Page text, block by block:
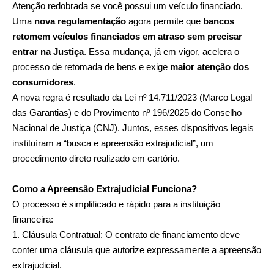
Atenção redobrada se você possui um veículo financiado.
Uma nova regulamentação agora permite que bancos
retomem veículos financiados em atraso sem precisar
entrar na Justiça. Essa mudança, já em vigor, acelera o
processo de retomada de bens e exige maior atenção dos
consumidores.
A nova regra é resultado da Lei nº 14.711/2023 (Marco Legal
das Garantias) e do Provimento nº 196/2025 do Conselho
Nacional de Justiça (CNJ). Juntos, esses dispositivos legais
instituíram a “busca e apreensão extrajudicial”, um
procedimento direto realizado em cartório.
Como a Apreensão Extrajudicial Funciona?
O processo é simplificado e rápido para a instituição
financeira:
Cláusula Contratual: O contrato de financiamento deve
conter uma cláusula que autorize expressamente a apreensão
extrajudicial.